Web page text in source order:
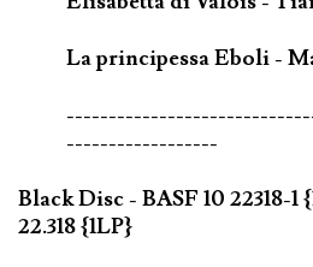
La principessa Eboli -
------------------
Black Disc - BASF 10 22318-1
22.318 {1LP}